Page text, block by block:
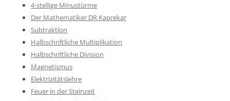
4-stellige Minustürme
Der Mathematiker DR Kaprekar
Subtraktion
Halbschriftliche Multiplikation
Halbschriftliche Division
Magnetismus
Elektrizitätslehre
Feuer in der Steinzeit